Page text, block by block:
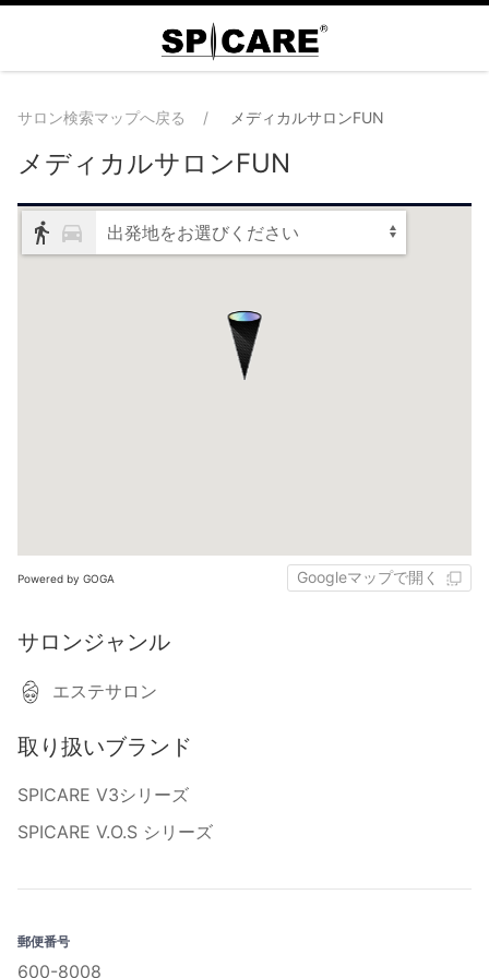
サロン検索マップへ戻る メディカルサロンFUN
メディカルサロンFUN
出発地をお選びください
Powered by GOGA Googleマップで開く
サロンジャンル
エステサロン
取り扱いブランド
SPICARE V3シリーズ
SPICARE V.O.S シリーズ
郵便番号
600-8008